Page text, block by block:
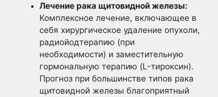
Лечение рака щитовидной железы:
Комплексное лечение, включающее в
себя хирургическое удаление опухоли,
радиойодтерапию (при
необходимости) и заместительную
гормональную терапию (L-тироксин).
Прогноз при большинстве типов рака
щитовидной железы благоприятный